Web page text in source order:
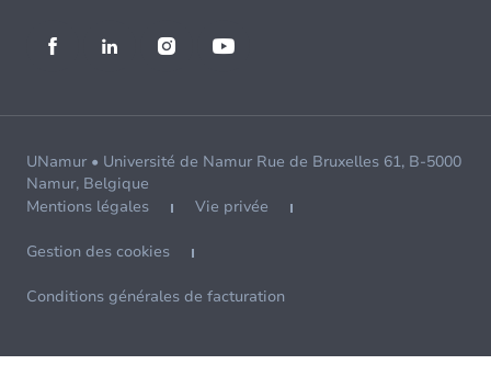
UNamur • Université de Namur Rue de Bruxelles 61, B-5000
Namur, Belgique
Mentions légales
Vie privée
Gestion des cookies
Conditions générales de facturation